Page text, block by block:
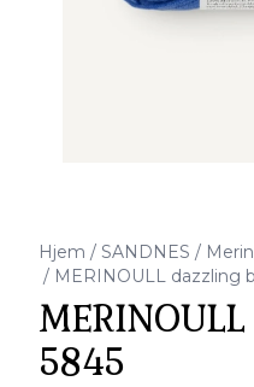
Hjem / SANDNES /
/ MERINOULL dazzling
5845